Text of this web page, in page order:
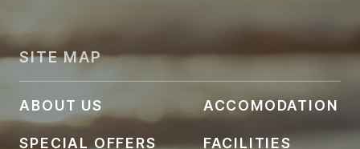
SITE MAP
ABOUT US ACCOMODATION
SPECIAL OFFERS FACILITIES